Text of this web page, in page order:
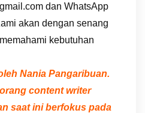
dan WhatsApp
akan dengan senang
kebutuhan
Nania Pangaribuan.
content writer
saat ini berfokus pada